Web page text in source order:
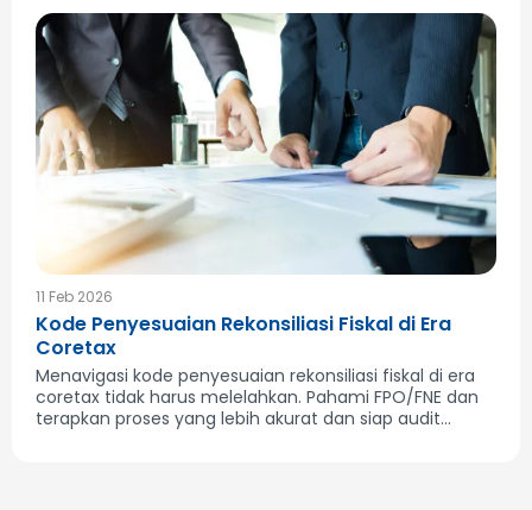
11 Feb 2026
Kode Penyesuaian Rekonsiliasi Fiskal di Era
Coretax
Menavigasi kode penyesuaian rekonsiliasi fiskal di era
coretax tidak harus melelahkan. Pahami FPO/FNE dan
terapkan proses yang lebih akurat dan siap audit...